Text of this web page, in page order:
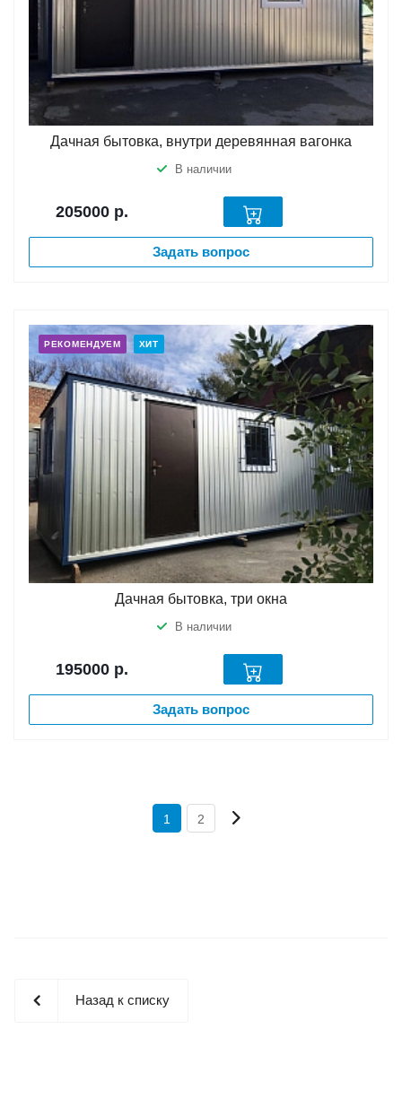
Дачная бытовка, внутри деревянная вагонка
В наличии
205000 р.
Задать вопрос
РЕКОМЕНДУЕМ ХИТ
Дачная бытовка, три окна
В наличии
195000 р.
Задать вопрос
1 2
Назад к списку